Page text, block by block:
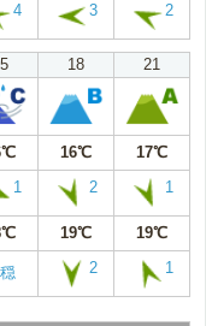
4 3 2
18 21
16℃ 17℃
1 2 1
19℃ 19℃
2 1